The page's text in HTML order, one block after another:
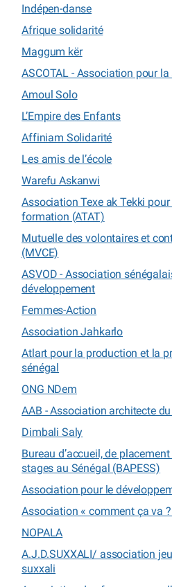
Indépen-danse
Afrique solidarité
Maggum kër
ASCOTAL - Association pour
Amoul Solo
L’Empire des Enfants
Affiniam Solidarité
Les amis de l’école
Warefu Askanwi
Association Texe ak Tekki pour
formation (ATAT)
Mutuelle des volontaires et
(MVCE)
ASVOD - Association
développement
Femmes-Action
Association Jahkarlo
Atlart pour la production et la
sénégal
ONG NDem
AAB - Association architecte
Dimbali Saly
Bureau d’accueil, de
stages au Sénégal (BAPESS)
Association pour le
Association « comment ça va ?
NOPALA
A.J.D.SUXXALI/ association
suxxali